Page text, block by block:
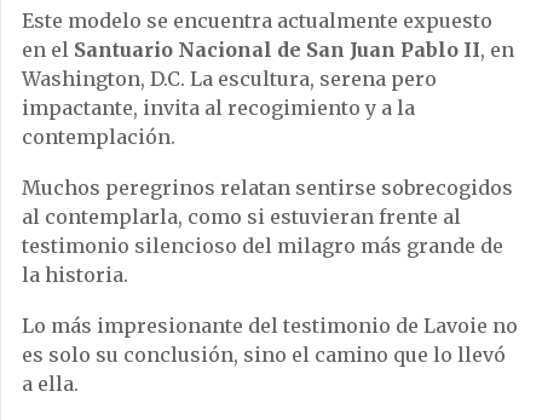
Este modelo se encuentra actualmente expuesto
en el Santuario Nacional de San Juan Pablo II, en
Washington, D.C. La escultura, serena pero
impactante, invita al recogimiento y a la
contemplación.
Muchos peregrinos relatan sentirse sobrecogidos
al contemplarla, como si estuvieran frente al
testimonio silencioso del milagro más grande de
la historia.
Lo más impresionante del testimonio de Lavoie no
es solo su conclusión, sino el camino que lo llevó
a ella.